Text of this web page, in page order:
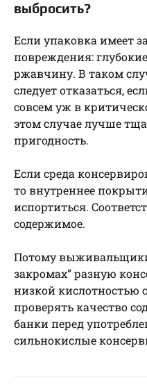
выбросить?
Если упаковка имеет
повреждения:
ржавчину. В таком
следует отказаться,
совсем уж в
этом случае лучше
пригодность.
Если среда
то внутреннее
испортиться.
содержимое.
Потому
закромах” разную
низкой кислотностью
проверять качество
банки перед
сильнокислые